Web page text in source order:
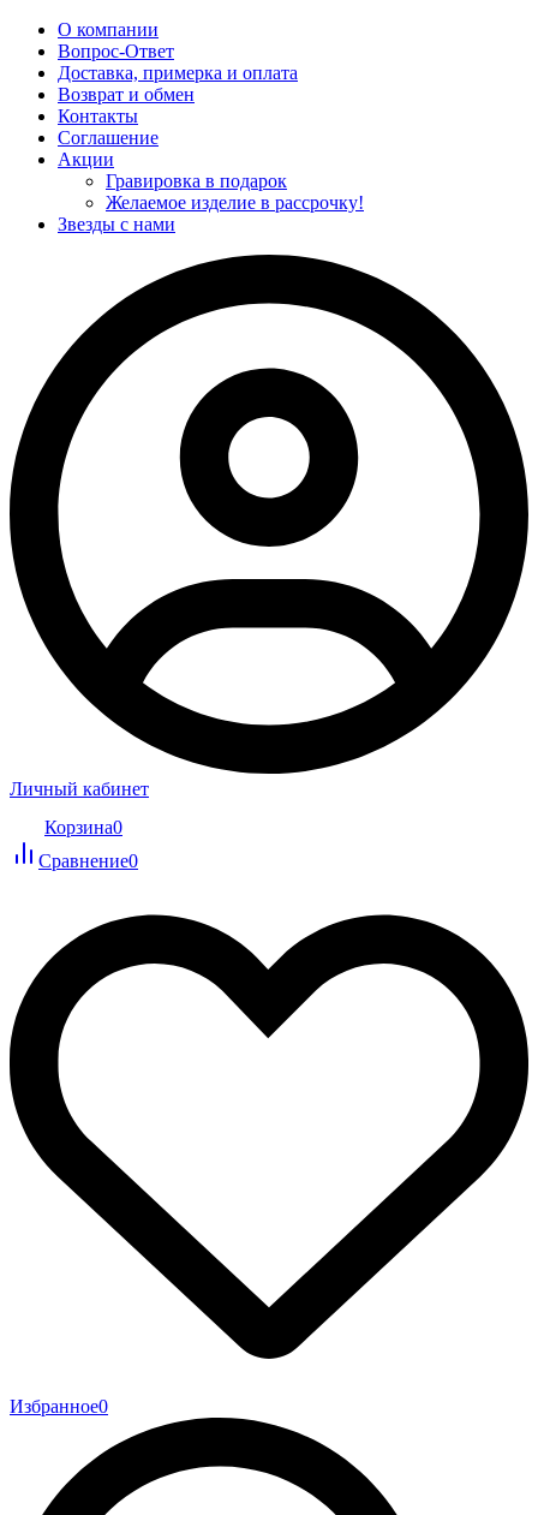
О компании
Вопрос-Ответ
Доставка, примерка и оплата
Возврат и обмен
Контакты
Соглашение
Акции
Гравировка в подарок
Желаемое изделие в рассрочку!
Звезды с нами
Личный кабинет
Корзина0
Сравнение0
Избранное0